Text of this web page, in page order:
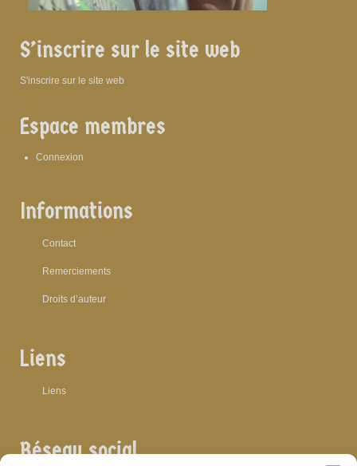
S’inscrire sur le site web
S'inscrire sur le site web
Espace membres
Connexion
Informations
Contact
Remerciements
Droits d’auteur
Liens
Liens
Réseau social